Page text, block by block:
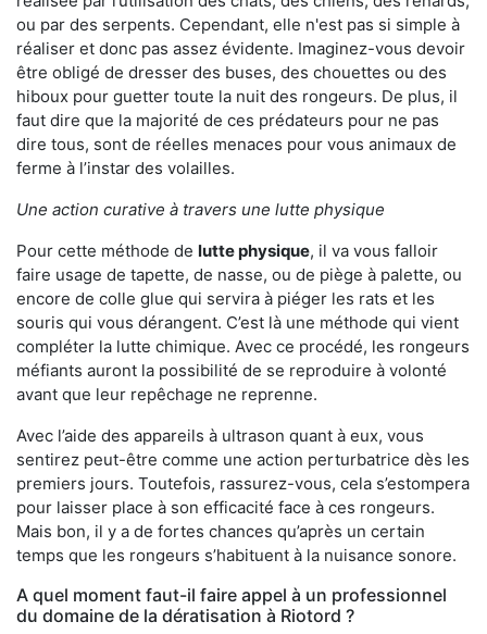
ou par des serpents. Cependant, elle n'est pas si simple à
réaliser et donc pas assez évidente. Imaginez-vous devoir
être obligé de dresser des buses, des chouettes ou des
hiboux pour guetter toute la nuit des rongeurs. De plus, il
faut dire que la majorité de ces prédateurs pour ne pas
dire tous, sont de réelles menaces pour vous animaux de
ferme à l’instar des volailles.
Une action curative à travers une lutte physique
Pour cette méthode de lutte physique, il va vous falloir
faire usage de tapette, de nasse, ou de piège à palette, ou
encore de colle glue qui servira à piéger les rats et les
souris qui vous dérangent. C’est là une méthode qui vient
compléter la lutte chimique. Avec ce procédé, les rongeurs
méfiants auront la possibilité de se reproduire à volonté
avant que leur repêchage ne reprenne.
Avec l’aide des appareils à ultrason quant à eux, vous
sentirez peut-être comme une action perturbatrice dès les
premiers jours. Toutefois, rassurez-vous, cela s’estompera
pour laisser place à son efficacité face à ces rongeurs.
Mais bon, il y a de fortes chances qu’après un certain
temps que les rongeurs s’habituent à la nuisance sonore.
A quel moment faut-il faire appel à un professionnel
du domaine de la dératisation à Riotord ?